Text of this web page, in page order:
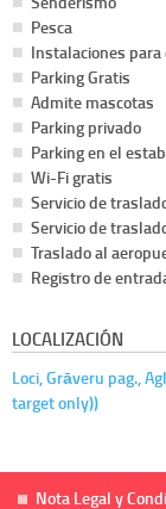
Pesca
Instalaciones
Parking Gratis
Admite mascotas
Parking privado
Parking en el
Wi-Fi gratis
Servicio de
Servicio de
Traslado al
Registro de
LOCALIZACIÓN
Loci, Grāveru pag.,
target only))
Nota Legal y